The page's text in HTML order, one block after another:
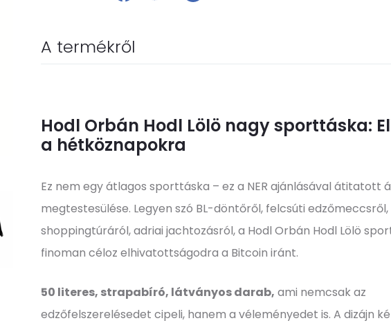
A termékről
Hodl Orbán Hodl Lölö nagy sporttáska:
a hétköznapokra
Ez nem egy átlagos sporttáska – ez a NER ajánlásával átitatott
megtestesülése. Legyen szó BL-döntőről, felcsúti edzőmeccsről,
shoppingtúráról, adriai jachtozásról, a Hodl Orbán Hodl Lölö
finoman céloz elhivatottságodra a Bitcoin iránt.
50 literes, strapabíró, látványos darab, ami nemcsak az
edzőfelszerelésedet cipeli, hanem a véleményedet is. A dizájn